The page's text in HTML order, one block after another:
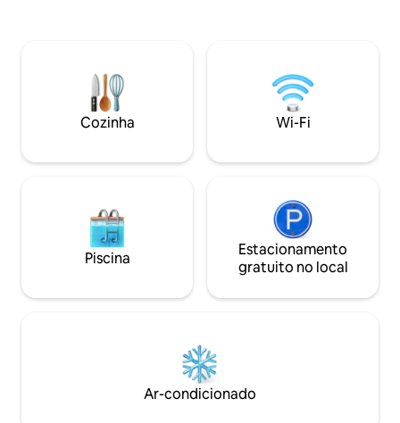
forma de coração na cama (um sinal de
Feliz Aniversário pode ser adicionado) e
por 175€ vem com uma boa garrafa de
champanhe e morangos! 🌹🥂🍓
Cozinha Wi-Fi
Piscina
Estacionamento
gratuito no local
Ar-condicionado